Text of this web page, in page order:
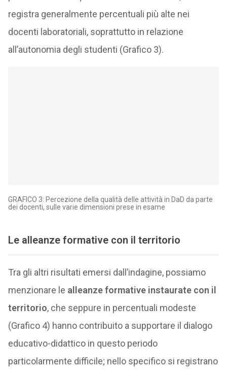
registra generalmente percentuali più alte nei
docenti laboratoriali, soprattutto in relazione
all’autonomia degli studenti (Grafico 3).
GRAFICO 3: Percezione della qualità delle attività in DaD da parte
dei docenti, sulle varie dimensioni prese in esame
Le alleanze formative con il territorio
Tra gli altri risultati emersi dall’indagine, possiamo
menzionare le alleanze formative instaurate con il
territorio, che seppure in percentuali modeste
(Grafico 4) hanno contribuito a supportare il dialogo
educativo-didattico in questo periodo
particolarmente difficile; nello specifico si registrano